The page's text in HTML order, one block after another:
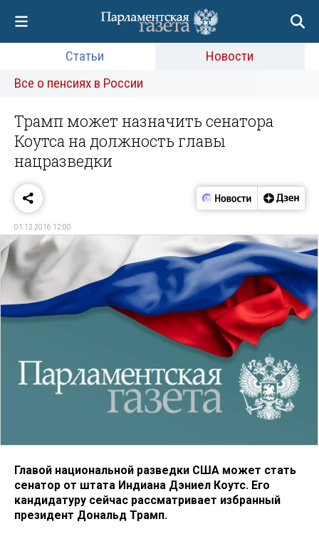
Статьи
Новости
Все о пенсиях в России
Трамп может назначить сенатора
Коутса на должность главы
нацразведки
01.12.2016 12:00
Главой национальной разведки США может стать
сенатор от штата Индиана Дэниел Коутс. Его
кандидатуру сейчас рассматривает избранный
президент Дональд Трамп.